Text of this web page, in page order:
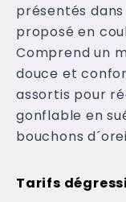
présentés dans
proposé en
Comprend un
douce et
assortis pour
gonflable en
bouchons
Tarifs